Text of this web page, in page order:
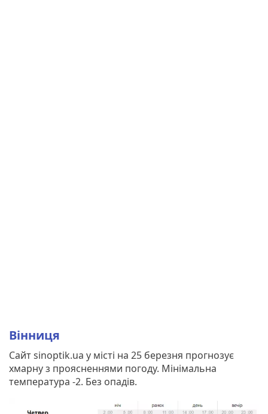
Вінниця
Сайт sinoptik.ua у місті на 25 березня прогнозує
хмарну з проясненнями погоду. Мінімальна
температура -2. Без опадів.